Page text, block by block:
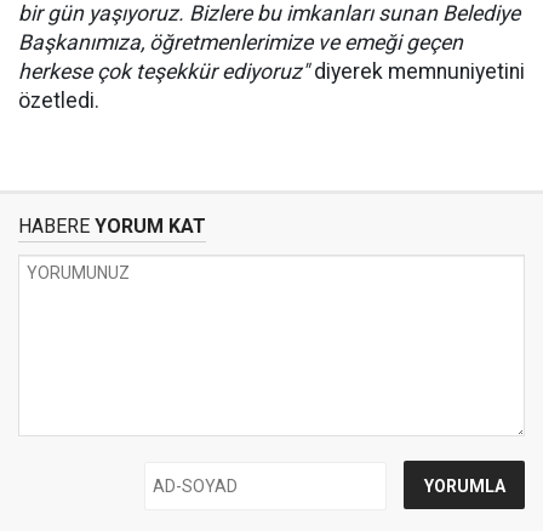
bir gün yaşıyoruz. Bizlere bu imkanları sunan Belediye
Başkanımıza, öğretmenlerimize ve emeği geçen
herkese çok teşekkür ediyoruz"diyerek memnuniyetini
özetledi.
HABERE YORUM KAT